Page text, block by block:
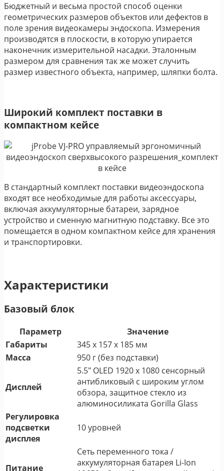
Бюджетный и весьма простой способ оценки
геометрических размеров объектов или дефектов в
поле зрения видеокамеры эндоскопа. Измерения
производятся в плоскости, в которую упирается
наконечник измерительной насадки. Эталонным
размером для сравнения так же может случить
размер известного объекта, например, шляпки болта.
Широкий комплект поставки в
компактном кейсе
В стандартный комплект поставки видеоэндоскопа
входят все необходимые для работы аксессуары,
включая аккумуляторные батареи, зарядное
устройство и сменную магнитную подставку. Все это
помещается в одном компактном кейсе для хранения
и транспортировки.
Характеристики
Базовый блок
Параметр
Значение
Габариты
345 х 157 х 185 мм
Масса
950 г (без подставки)
Дисплей
5.5″ OLED 1920 х 1080 сенсорный
антибликовый с широким углом
обзора, защитное стекло из
алюминосиликата Gorilla Glass
Регулировка
подсветки
дисплея
10 уровней
Питание
Сеть переменного тока /
аккумуляторная батарея Li-Ion